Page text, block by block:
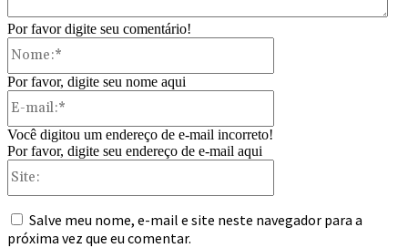
Por favor digite seu comentário!
Por favor, digite seu nome aqui
Você digitou um endereço de e-mail incorreto!
Por favor, digite seu endereço de e-mail aqui
Salve meu nome, e-mail e site neste navegador para a
próxima vez que eu comentar.